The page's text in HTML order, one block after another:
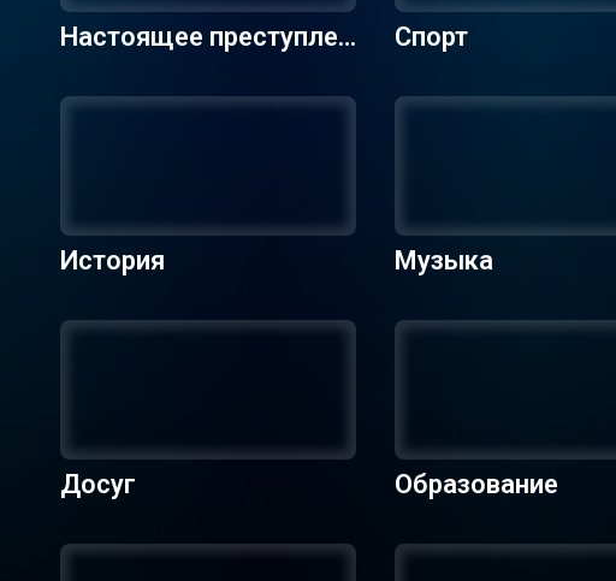
Настоящее преступлен
Спорт
История Музыка
Досуг Образование